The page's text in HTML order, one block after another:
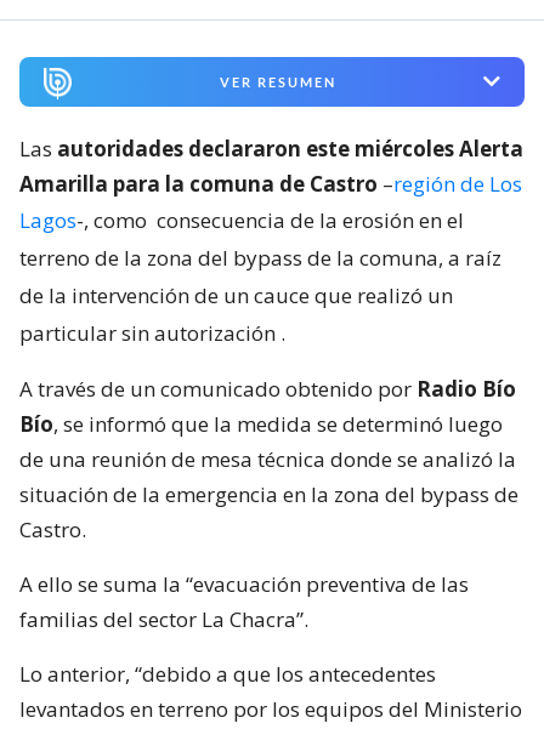
VER RESUMEN
Las autoridades declararon este miércoles Alerta
Amarilla para la comuna de Castro –región de Los
Lagos-, como consecuencia de la erosión en el
terreno de la zona del bypass de la comuna, a raíz
de la intervención de un cauce que realizó un
particular sin autorización .
A través de un comunicado obtenido por Radio Bío
Bío, se informó que la medida se determinó luego
de una reunión de mesa técnica donde se analizó la
situación de la emergencia en la zona del bypass de
Castro.
A ello se suma la “evacuación preventiva de las
familias del sector La Chacra”.
Lo anterior, “debido a que los antecedentes
levantados en terreno por los equipos del Ministerio